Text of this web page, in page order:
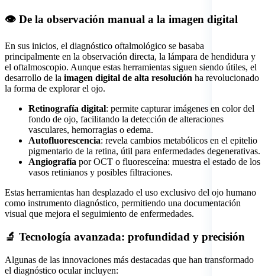
👁️ De la observación manual a la imagen digital
En sus inicios, el diagnóstico oftalmológico se basaba
principalmente en la observación directa, la lámpara de hendidura y
el oftalmoscopio. Aunque estas herramientas siguen siendo útiles, el
desarrollo de la imagen digital de alta resolución ha revolucionado
la forma de explorar el ojo.
Retinografía digital: permite capturar imágenes en color del
fondo de ojo, facilitando la detección de alteraciones
vasculares, hemorragias o edema.
Autofluorescencia: revela cambios metabólicos en el epitelio
pigmentario de la retina, útil para enfermedades degenerativas.
Angiografía por OCT o fluoresceína: muestra el estado de los
vasos retinianos y posibles filtraciones.
Estas herramientas han desplazado el uso exclusivo del ojo humano
como instrumento diagnóstico, permitiendo una documentación
visual que mejora el seguimiento de enfermedades.
🔬 Tecnología avanzada: profundidad y precisión
Algunas de las innovaciones más destacadas que han transformado
el diagnóstico ocular incluyen: